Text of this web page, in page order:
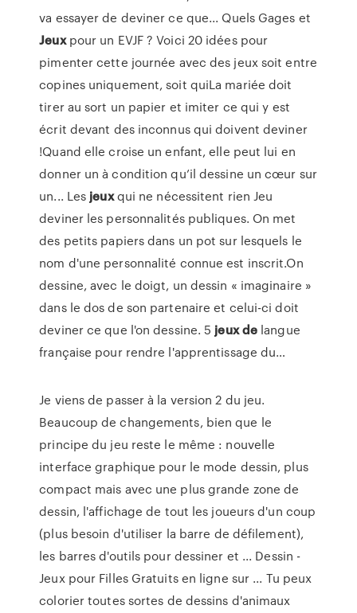
va essayer de deviner ce que... Quels Gages et
Jeuxpour un EVJF ? Voici 20 idées pour
pimenter cette journée avec des jeux soit entre
copines uniquement, soit quiLa mariée doit
tirer au sort un papier et imiter ce qui y est
écrit devant des inconnus qui doivent deviner
!Quand elle croise un enfant, elle peut lui en
donner un à condition qu’il dessine un cœur sur
un... Les jeuxqui ne nécessitent rien Jeu
deviner les personnalités publiques. On met
des petits papiers dans un pot sur lesquels le
nom d'une personnalité connue est inscrit.On
dessine, avec le doigt, un dessin « imaginaire »
dans le dos de son partenaire et celui-ci doit
deviner ce que l'on dessine. 5 jeux de langue
française pour rendre l'apprentissage du…
Je viens de passer à la version 2 du jeu.
Beaucoup de changements, bien que le
principe du jeu reste le même : nouvelle
interface graphique pour le mode dessin, plus
compact mais avec une plus grande zone de
dessin, l'affichage de tout les joueurs d'un coup
(plus besoin d'utiliser la barre de défilement),
les barres d'outils pour dessiner et ... Dessin -
Jeux pour Filles Gratuits en ligne sur ... Tu peux
colorier toutes sortes de dessins d'animaux